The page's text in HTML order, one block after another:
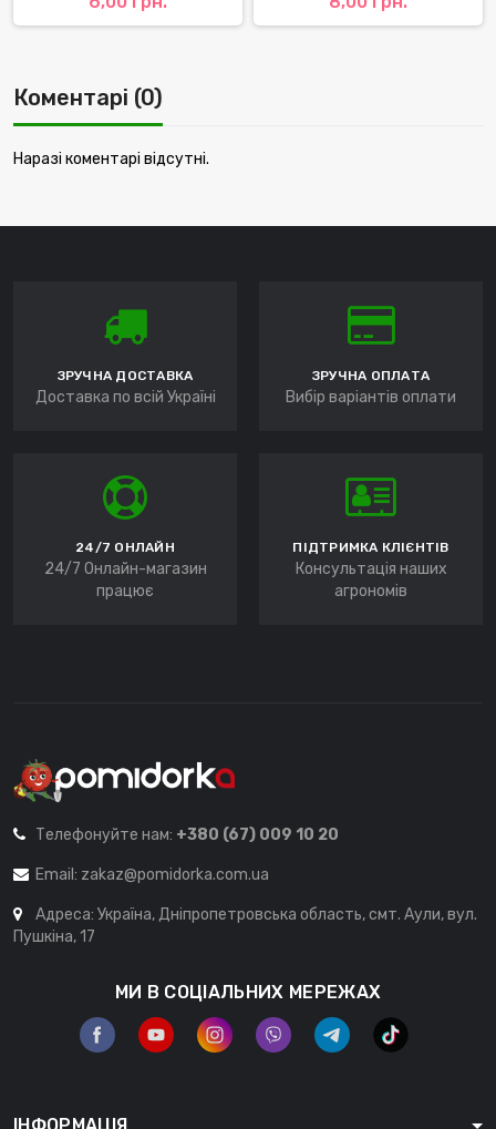
Коментарі (0)
Наразі коментарі відсутні.
ЗРУЧНА ДОСТАВКА
Доставка по всій Україні
ЗРУЧНА ОПЛАТА
Вибір варіантів оплати
24/7 ОНЛАЙН
24/7 Онлайн-магазин
працює
ПІДТРИМКА КЛІЄНТІВ
Консультація наших
агрономів
Телефонуйте нам: +380 (67) 009 10 20
Email: zakaz@pomidorka.com.ua
Адреса: Україна, Дніпропетровська область, смт. Аули, вул.
Пушкіна, 17
МИ В СОЦІАЛЬНИХ МЕРЕЖАХ
ІНФОРМАЦІЯ